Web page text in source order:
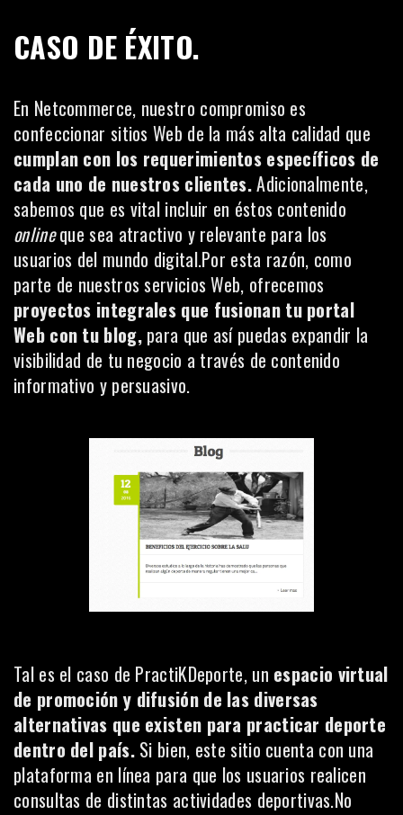
CASO DE ÉXITO.
En Netcommerce, nuestro compromiso es
confeccionar sitios Web de la más alta calidad que
cumplan con los requerimientos específicos de
cada uno de nuestros clientes.Adicionalmente,
sabemos que es vital incluir en éstos contenido
onlineque sea atractivo y relevante para los
usuarios del mundo digital.Por esta razón, como
parte de nuestros servicios Web, ofrecemos
proyectos integrales que fusionan tu portal
Web con tu blog,para que así puedas expandir la
visibilidad de tu negocio a través de contenido
informativo y persuasivo.
Tal es el caso de PractiKDeporte, un espacio virtual
de promoción y difusión de las diversas
alternativas que existen para practicar deporte
dentro del país.Si bien, este sitio cuenta con una
plataforma en línea para que los usuarios realicen
consultas de distintas actividades deportivas.No